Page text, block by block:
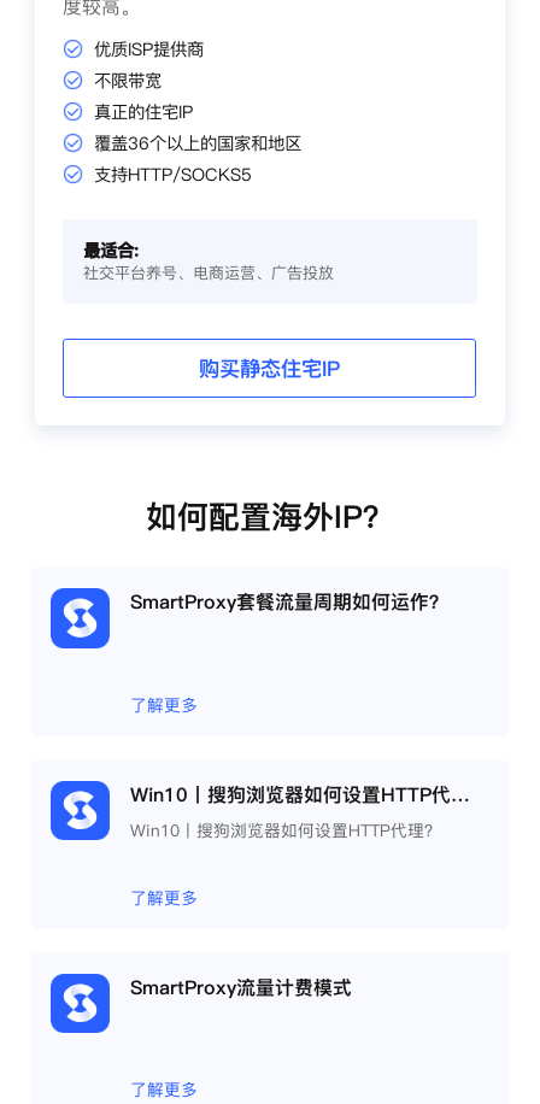
度较高。
优质ISP提供商
不限带宽
真正的住宅IP
覆盖36个以上的国家和地区
支持HTTP/SOCKS5
最适合:
社交平台养号、电商运营、广告投放
购买静态住宅IP
如何配置海外IP？
SmartProxy套餐流量周期如何运作？
了解更多
Win10丨搜狗浏览器如何设置HTTP代理？
Win10丨搜狗浏览器如何设置HTTP代理？
了解更多
SmartProxy流量计费模式
了解更多